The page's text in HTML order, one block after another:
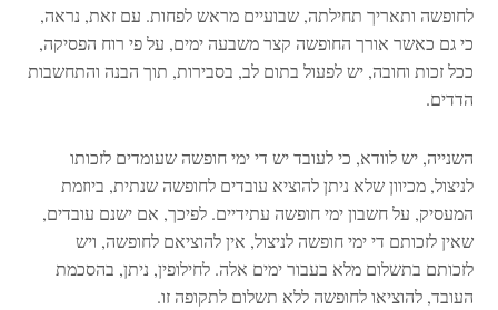
לחופשה ותאריך תחילתה, שבועיים מראש לפחות. עם זאת, נראה,
כי גם כאשר אורך החופשה קצר משבעה ימים, על פי רוח הפסיקה,
ככל זכות וחובה, יש לפעול בתום לב, בסבירות, תוך הבנה והתחשבות
הדדים.
השנייה, יש לוודא, כי לעובד יש די ימי חופשה שעומדים לזכותו
לניצול, מכיוון שלא ניתן להוציא עובדים לחופשה שנתית, ביוזמת
המעסיק, על חשבון ימי חופשה עתידיים. לפיכך, אם ישנם עובדים,
שאין לזכותם די ימי חופשה לניצול, אין להוציאם לחופשה, ויש
לזכותם בתשלום מלא בעבור ימים אלה. לחילופין, ניתן, בהסכמת
העובד, להוציאו לחופשה ללא תשלום לתקופה זו.